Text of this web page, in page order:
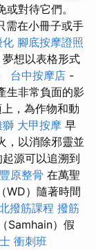
對待它們。
需在小冊子或手
化 腳底按摩證照
想以表格形式
台中按摩店 -
生非常負面的影
，為作物和動
獅 大甲按摩 早
，以消除邪靈並
源可以追溯到
豐原整骨 在萬聖
WD）隨著時間
撥筋課程 撥筋
Samhain）假
衝刺班